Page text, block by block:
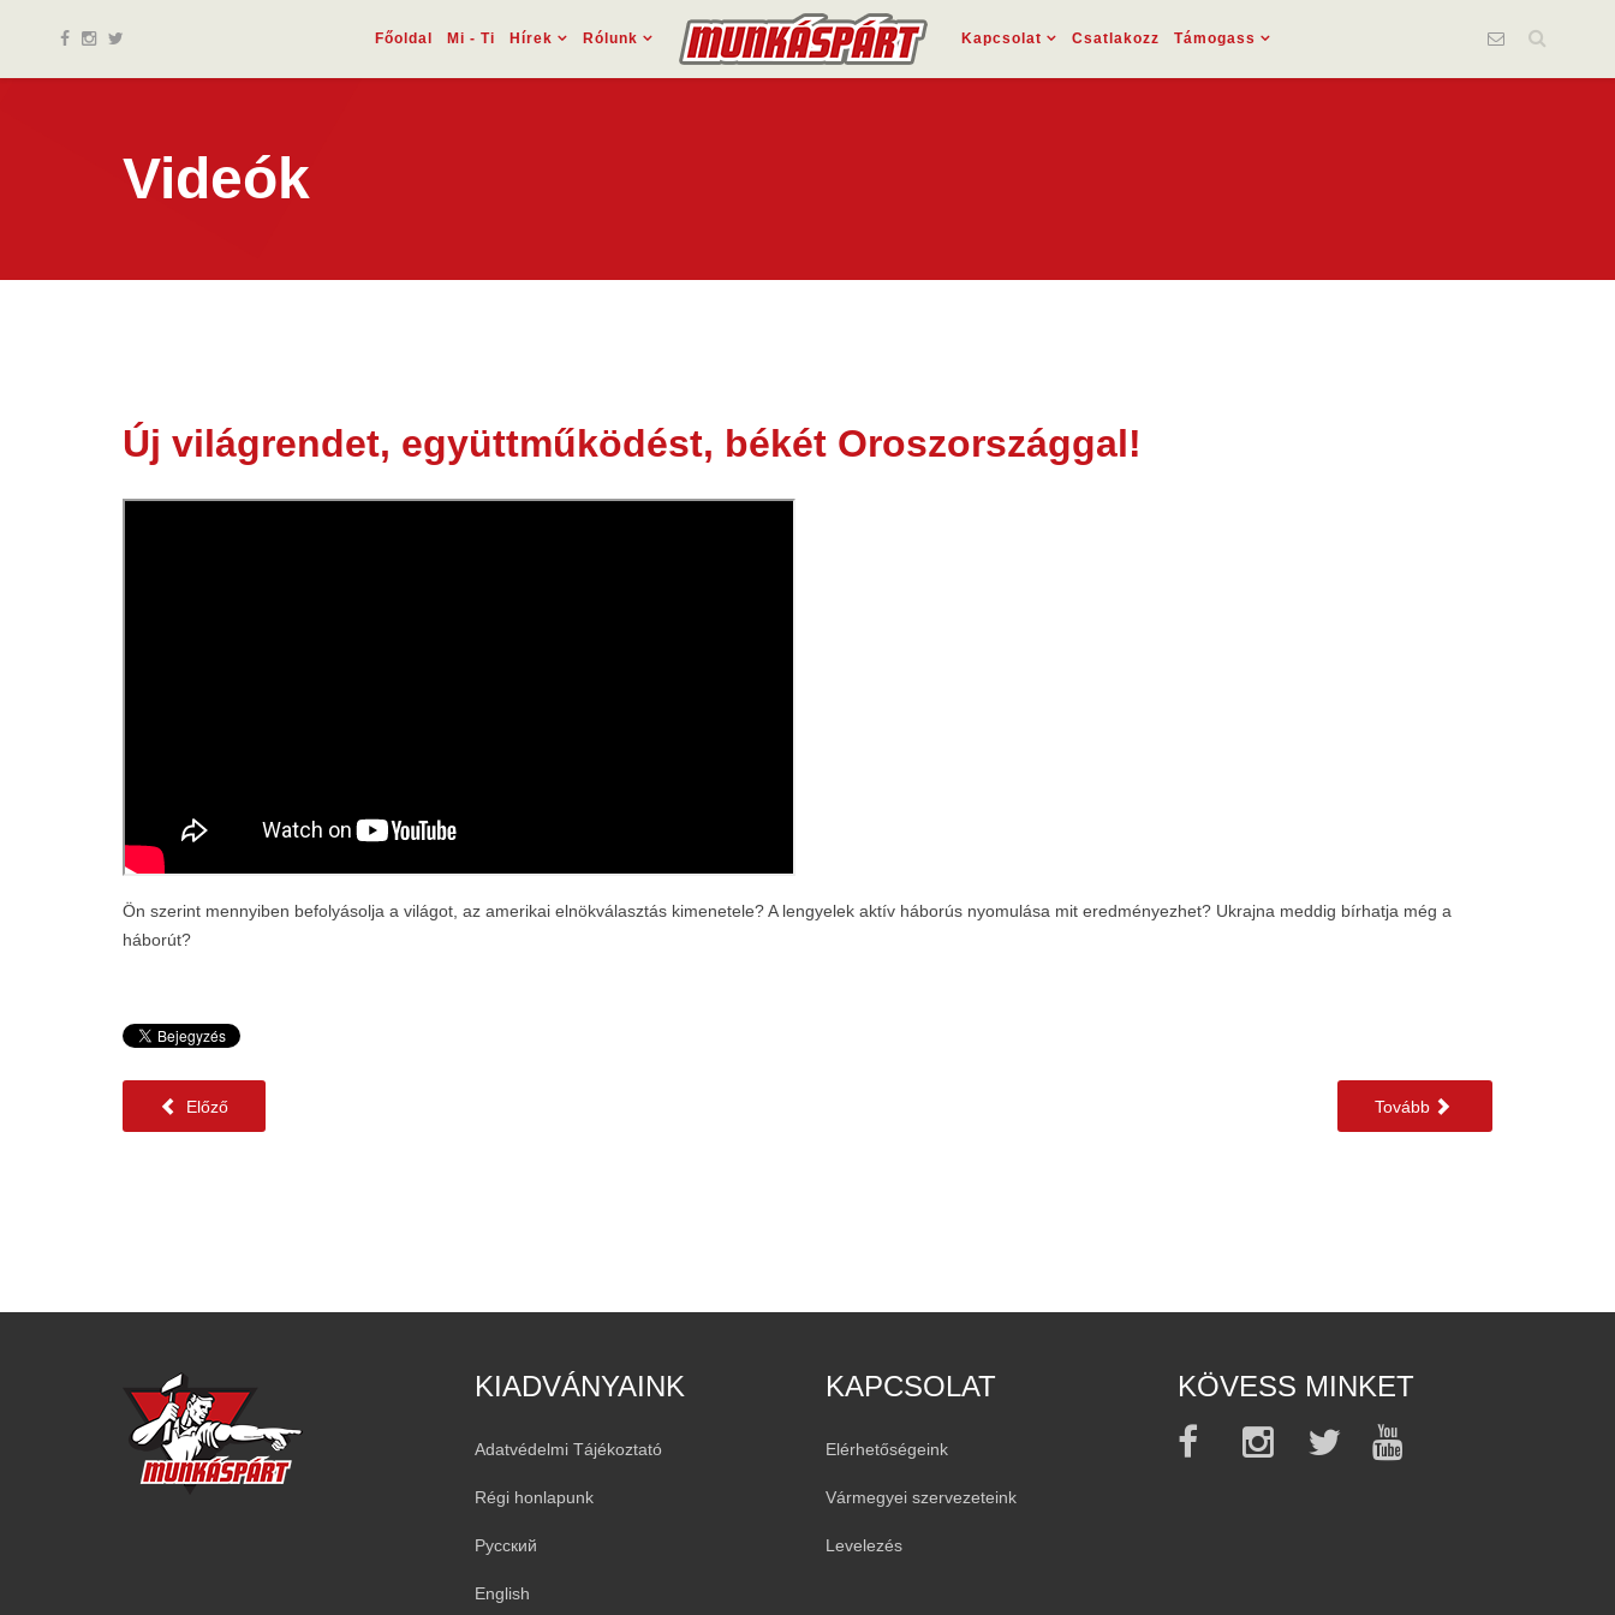
Főoldal Mi - Ti Hírek Rólunk Kapcsolat Csatlakozz Támogass
Videók
17 jan.
2024
Új világrendet, együttműködést, békét Oroszországgal!
Ön szerint mennyiben befolyásolja a világot, az amerikai elnökválasztás kimenetele? A lengyelek aktív háborús nyomulása mit eredményezhet? Ukrajna meddig bírhatja még a
háborút?
Előző Tovább
KIADVÁNYAINK
Adatvédelmi Tájékoztató
Régi honlapunk
Русский
English
KAPCSOLAT
Elérhetőségeink
Vármegyei szervezeteink
Levelezés
KÖVESS MINKET